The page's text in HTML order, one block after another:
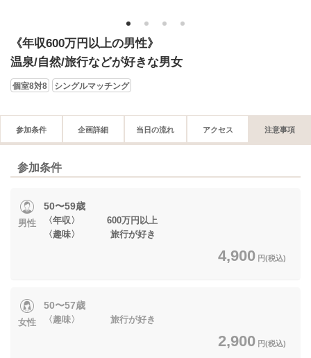
1 2 3 4
《年収600万円以上の男性》
温泉/自然/旅行などが好きな男女
個室8対8 シングルマッチング
参加条件 企画詳細 当日の流れ アクセス 注意事項
参加条件
男性
50〜59歳
〈年収〉 600万円以上
〈趣味〉 旅行が好き
4,900 円(税込)
女性
50〜57歳
〈趣味〉 旅行が好き
2,900 円(税込)